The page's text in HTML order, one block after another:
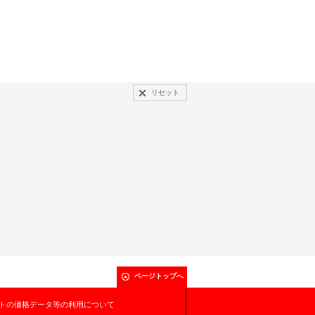
リセット
ページトップへ
の価格データ等の利用について